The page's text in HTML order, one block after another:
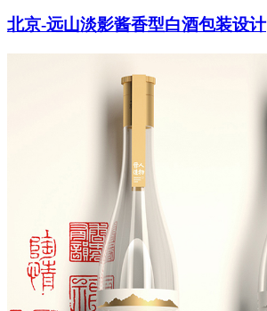
联系-155 0100 6696
北京-远山淡影酱香型白酒包装设计